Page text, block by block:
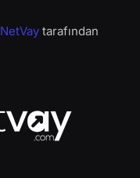
NetVay tarafından